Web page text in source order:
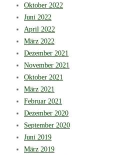
Oktober 2022
Juni 2022
April 2022
März 2022
Dezember 2021
November 2021
Oktober 2021
März 2021
Februar 2021
Dezember 2020
September 2020
Juni 2019
März 2019